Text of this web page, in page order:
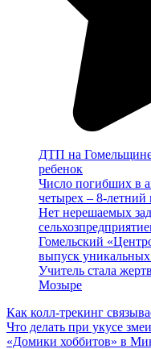
ДТП на
ребенок
Число погибших в
четырех – 8-летний
Нет нерешаемых
Гомельский
выпуск
Учитель стала
Мозыре
Как колл-трекинг
Что делать при укусе
«Домики хоббитов» в